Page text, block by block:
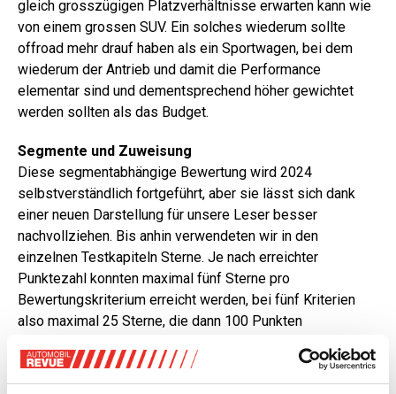
gleich grosszügigen Platzverhältnisse erwarten kann wie
von einem grossen SUV. Ein solches wiederum sollte
offroad mehr drauf haben als ein Sportwagen, bei dem
wiederum der Antrieb und damit die Performance
elementar sind und dementsprechend höher gewichtet
werden sollten als das Budget.
Segmente und Zuweisung
Diese segmentabhängige Bewertung wird 2024
selbstverständlich fortgeführt, aber sie lässt sich dank
einer neuen Darstellung für unsere Leser besser
nachvollziehen. Bis anhin verwendeten wir in den
einzelnen Testkapiteln Sterne. Je nach erreichter
Punktezahl konnten maximal fünf Sterne pro
Bewertungskriterium erreicht werden, bei fünf Kriterien
also maximal 25 Sterne, die dann 100 Punkten
attraktiv aus, lässt aber keine Nachvollziehbarkeit der
unterschiedlich stark gewichteten Testkapitel zu. Deshalb